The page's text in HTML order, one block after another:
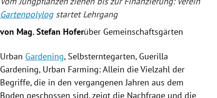
GartenpolylogstartetLehrgang
von Mag. Stefan Hoferüber Gemeinschaftsgärten
Urban Gardening, Selbsterntegarten, Guerilla
Gardening, Urban Farming: Allein die Vielzahl der
Begriffe, die in den vergangenen Jahren aus dem
Boden geschossen sind, zeigt die Nachfrage und die